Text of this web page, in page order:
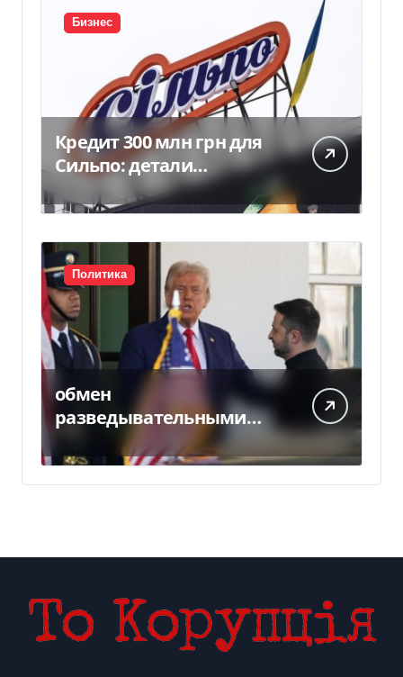
Бизнес
Кредит 300 млн грн для
Сильпо: детали
соглашения с
Ощадбанком
Политика
обмен
разведывательными
данными между
Украиной и США
значительно вырос, —